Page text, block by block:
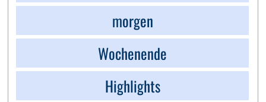
morgen
Wochenende
Highlights